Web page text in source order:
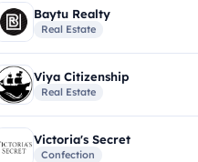
Baytu Realty
Real Estate
Viya Citizenship
Real Estate
Victoria's Secret
Confection